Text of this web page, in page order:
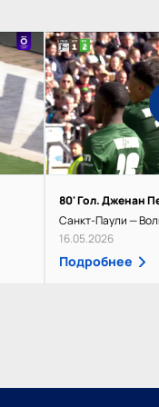
80' Гол. Дженан
Санкт-Паули —
16.05.2026
Подробнее